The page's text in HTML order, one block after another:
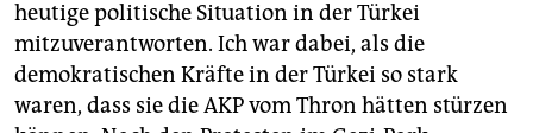
heutige politische Situation in der Türkei
mitzuverantworten. Ich war dabei, als die
demokratischen Kräfte in der Türkei so stark
waren, dass sie die AKP vom Thron hätten stürzen